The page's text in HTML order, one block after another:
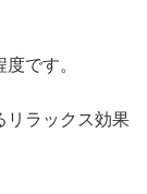
です。
リラックス効果